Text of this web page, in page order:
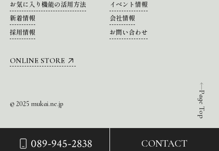
089-945-2838 CONTACT
Page Top
お気に入り機能の活用方法
イベント情報
新着情報
会社情報
採用情報
お問い合わせ
ONLINE STORE
© 2025 mukai.ne.jp